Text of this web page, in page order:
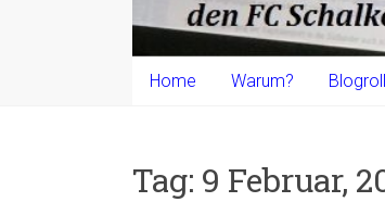
Home Warum? Blogroll
Tag: 9 Februar,